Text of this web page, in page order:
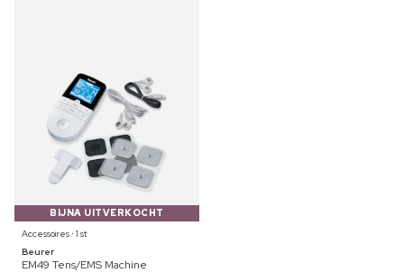
BIJNA UITVERKOCHT
Accessoires ⋅ 1 st
Beurer
EM49 Tens/EMS Machine